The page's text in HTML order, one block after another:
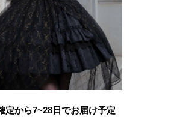
定から7~28日でお届け予定